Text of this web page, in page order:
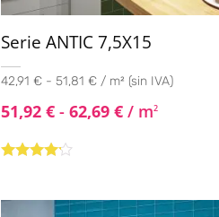
Serie ANTIC 7,5X15
42,91 € - 51,81 € / m² (sin IVA)
51,92€ - 62,69€ / m2
de 5